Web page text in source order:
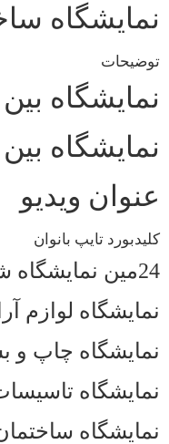
نمایشگاه
توضیحات
نمایشگاه
نمایشگاه
عنوان ویدیو
کلیدبورد تایپ بانوان
24مین نمایشگاه شیرینی و شکلات 1404
نمایشگاه لوازم
نمایشگاه چاپ و
نمایشگاه تاسیسات
نمایشگاه ساختمان